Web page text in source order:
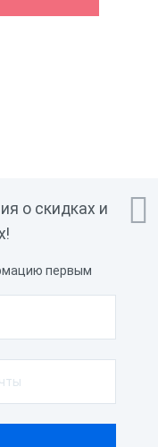

о скидках и
первым